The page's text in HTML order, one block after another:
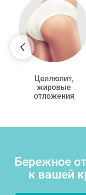
Целлюлит,
жировые
отложения
Бережное
к вашей